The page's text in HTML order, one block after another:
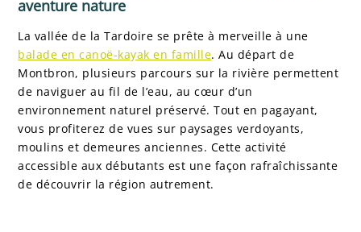
aventure nature
La vallée de la Tardoire se prête à merveille à une
balade en canoë-kayak en famille. Au départ de
Montbron, plusieurs parcours sur la rivière permettent
de naviguer au fil de l’eau, au cœur d’un
environnement naturel préservé. Tout en pagayant,
vous profiterez de vues sur paysages verdoyants,
moulins et demeures anciennes. Cette activité
accessible aux débutants est une façon rafraîchissante
de découvrir la région autrement.